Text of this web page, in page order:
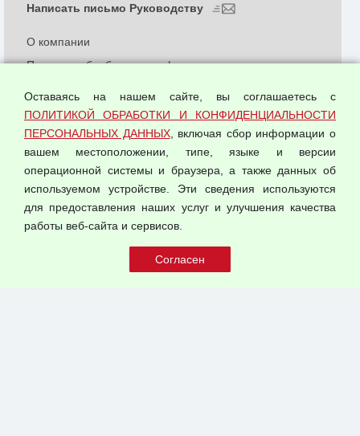
© 2026 ООО "Феникс"
О компании
Политика обработки и конфиденциальности
Согласием на обработку персональных данных
Оферта оптовой купли-продажи
Публичная оферта
Написать письмо Руководству
Оставаясь на нашем сайте, вы соглашаетесь с
ПОЛИТИКОЙ ОБРАБОТКИ И КОНФИДЕНЦИАЛЬНОСТИ
ПЕРСОНАЛЬНЫХ ДАННЫХ, включая сбор информации о
вашем местоположении, типе, языке и версии
операционной системы и браузера, а также данных об
используемом устройстве. Эти сведения используются
для предоставления наших услуг и улучшения качества
работы веб-сайта и сервисов.